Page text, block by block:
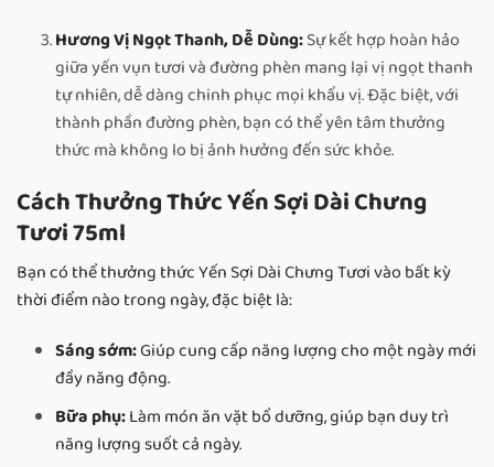
Hương Vị Ngọt Thanh, Dễ Dùng:Sự kết hợp hoàn hảo
giữa yến vụn tươi và đường phèn mang lại vị ngọt thanh
tự nhiên, dễ dàng chinh phục mọi khẩu vị. Đặc biệt, với
thành phần đường phèn, bạn có thể yên tâm thưởng
thức mà không lo bị ảnh hưởng đến sức khỏe.
Cách Thưởng Thức Yến Sợi Dài Chưng
Tươi 75ml
Bạn có thể thưởng thức Yến Sợi Dài Chưng Tươi vào bất kỳ
thời điểm nào trong ngày, đặc biệt là:
Sáng sớm:Giúp cung cấp năng lượng cho một ngày mới
đầy năng động.
Bữa phụ:Làm món ăn vặt bổ dưỡng, giúp bạn duy trì
năng lượng suốt cả ngày.